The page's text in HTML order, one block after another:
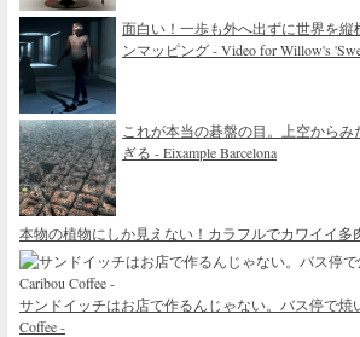
面白い！一歩も外へ出ずに世界を縦
ンマッピング - Video for Willow's
これが本当の碁盤の目。上空から
ぎる - Eixample Barcelona
本物の植物にしか見えない！カラフルでカワイイ多
サンドイッチはお店で作るんじゃない。バス停で焼
Coffee -